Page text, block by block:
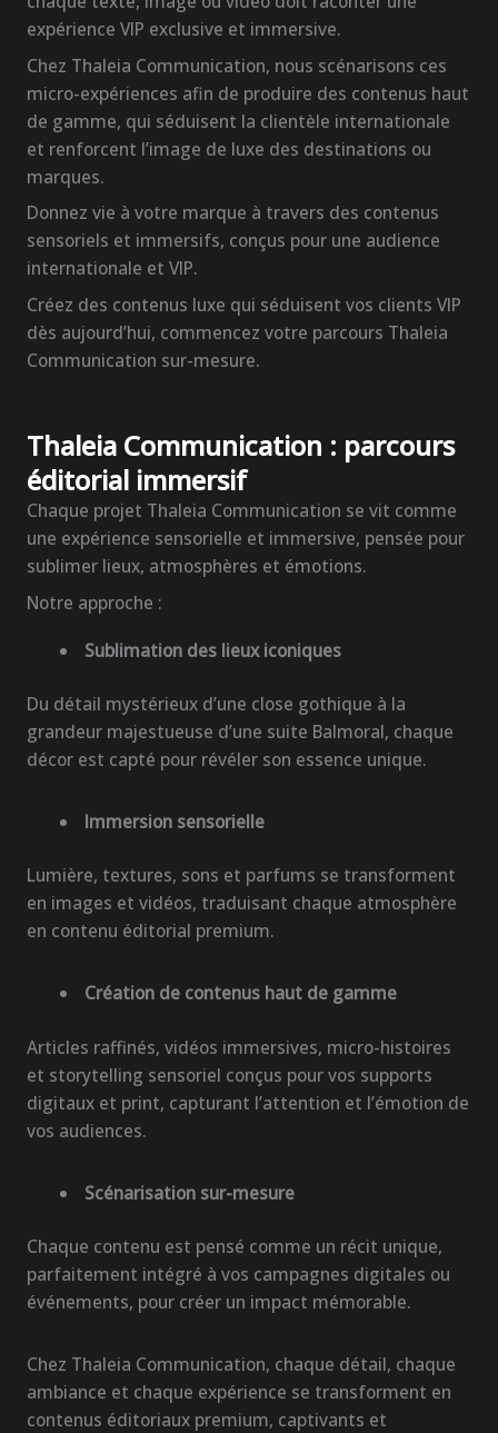
expérience VIP exclusive et immersive.
Chez Thaleia Communication, nous scénarisons ces
micro-expériences afin de produire des contenus haut
de gamme, qui séduisent la clientèle internationale
et renforcent l’image de luxe des destinations ou
marques.
Donnez vie à votre marque à travers des contenus
sensoriels et immersifs, conçus pour une audience
internationale et VIP.
Créez des contenus luxe qui séduisent vos clients VIP
dès aujourd’hui, commencez votre parcours Thaleia
Communication sur-mesure.
Thaleia Communication : parcours
éditorial immersif
Chaque projet Thaleia Communication se vit comme
une expérience sensorielle et immersive, pensée pour
sublimer lieux, atmosphères et émotions.
Notre approche :
Sublimation des lieux iconiques
Du détail mystérieux d’une close gothique à la
grandeur majestueuse d’une suite Balmoral, chaque
décor est capté pour révéler son essence unique.
Immersion sensorielle
Lumière, textures, sons et parfums se transforment
en images et vidéos, traduisant chaque atmosphère
en contenu éditorial premium.
Création de contenus haut de gamme
Articles raffinés, vidéos immersives, micro-histoires
et storytelling sensoriel conçus pour vos supports
digitaux et print, capturant l’attention et l’émotion de
vos audiences.
Scénarisation sur-mesure
Chaque contenu est pensé comme un récit unique,
parfaitement intégré à vos campagnes digitales ou
événements, pour créer un impact mémorable.
Chez Thaleia Communication, chaque détail, chaque
ambiance et chaque expérience se transforment en
contenus éditoriaux premium, captivants et